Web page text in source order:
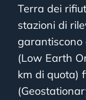
Terra dei
stazioni di
garantiscono
(Low Earth
km di quota)